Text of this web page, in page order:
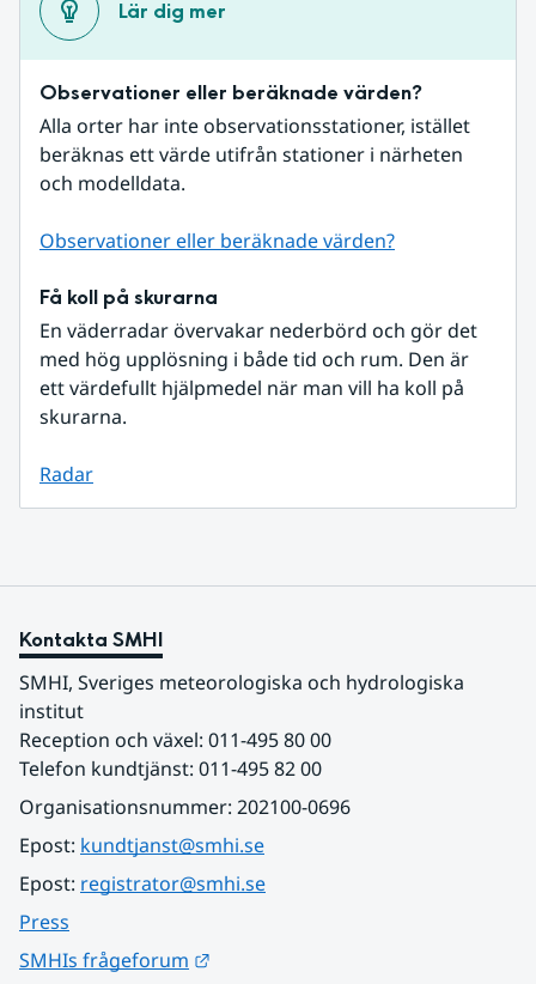
Lär dig mer
Observationer eller beräknade värden?
Alla orter har inte observationsstationer, istället
beräknas ett värde utifrån stationer i närheten
och modelldata.
Observationer eller beräknade värden?
Få koll på skurarna
En väderradar övervakar nederbörd och gör det
med hög upplösning i både tid och rum. Den är
ett värdefullt hjälpmedel när man vill ha koll på
skurarna.
Radar
Kontakta SMHI
SMHI, Sveriges meteorologiska och hydrologiska
institut
Reception och växel: 011-495 80 00
Telefon kundtjänst: 011-495 82 00
Organisationsnummer: 202100-0696
Epost: kundtjanst@smhi.se
Epost: registrator@smhi.se
Press
SMHIs frågeforum